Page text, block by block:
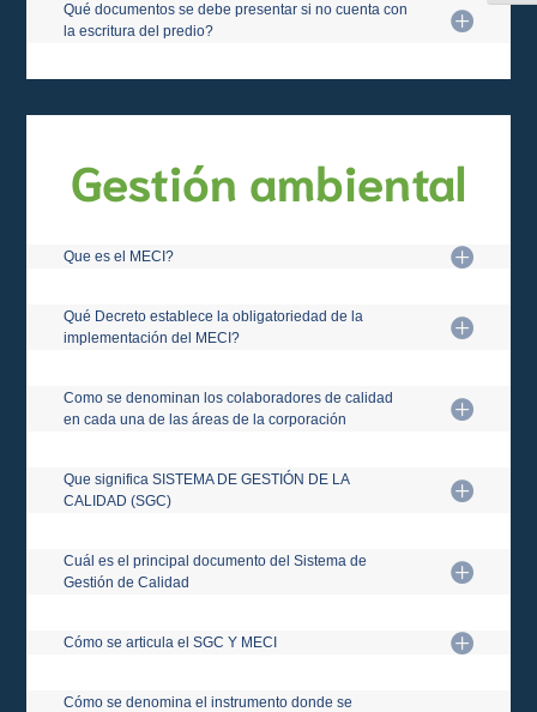
Qué documentos se debe presentar si no cuenta con
la escritura del predio?
Gestión ambiental
Que es el MECI?
Qué Decreto establece la obligatoriedad de la
implementación del MECI?
Como se denominan los colaboradores de calidad
en cada una de las áreas de la corporación
Que significa SISTEMA DE GESTIÓN DE LA
CALIDAD (SGC)
Cuál es el principal documento del Sistema de
Gestión de Calidad
Cómo se articula el SGC Y MECI
Cómo se denomina el instrumento donde se